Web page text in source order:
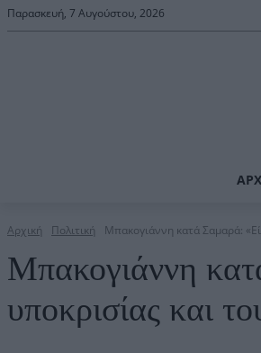
Παρασκευή, 7 Αυγούστου, 2026
Αρχική Πολιτική Μπακογιάννη κατά Σαμαρά:
Μπακογιάννη
υποκρισίας και